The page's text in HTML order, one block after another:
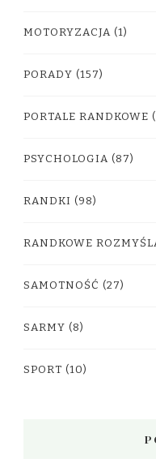
MOTORYZACJA (1)
PORADY (157)
PORTALE RANDKOWE
PSYCHOLOGIA (87)
RANDKI (98)
RANDKOWE
SAMOTNOŚĆ (27)
SARMY (8)
SPORT (10)